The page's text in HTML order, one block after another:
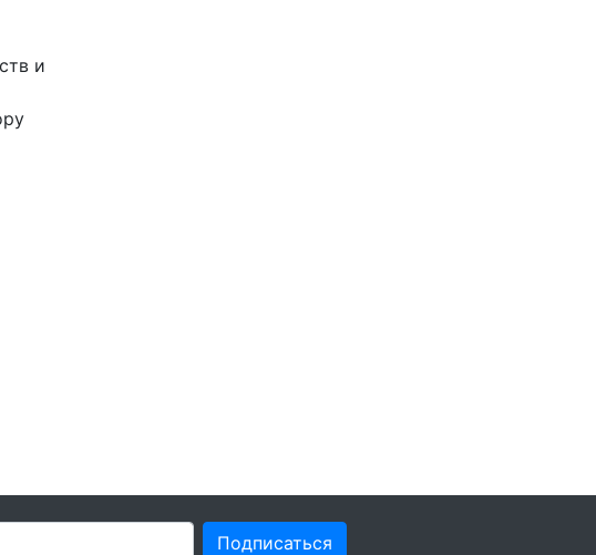
и
Подписаться